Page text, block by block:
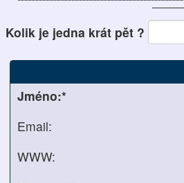
Kolik je jedna krát pět ?
Jméno:*
Email:
WWW: